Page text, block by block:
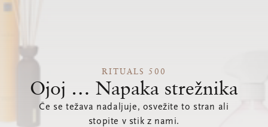
RITUALS 500
Ojoj … Napaka strežnika
Če se težava nadaljuje, osvežite to stran ali
stopite v stik z nami.